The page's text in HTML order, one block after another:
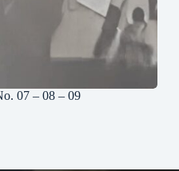
07 – 08 – 09